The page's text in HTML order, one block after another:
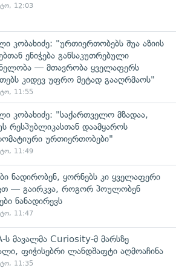
12:03
კობახიძე: "ურთიერთობებს შუა აზიის
ენიჭება განსაკუთრებული
— მთავრობა ყველაფერს
კიდევ უფრო მეტად გააღრმაოს"
11:55
კობახიძე: "საქართველო მზადაა,
რესპუბლიკასთან დაამყაროს
ურთიერთობები"
11:49
ნადირობენ, ყორნებს კი ყველაფერი
— გაირკვა, როგორ პოულობენ
ნანადირევს
11:47
ს მავალმა Curiosity-მ მარსზე
ფიჭისებრი ლანდშაფტი აღმოაჩინა
11:35